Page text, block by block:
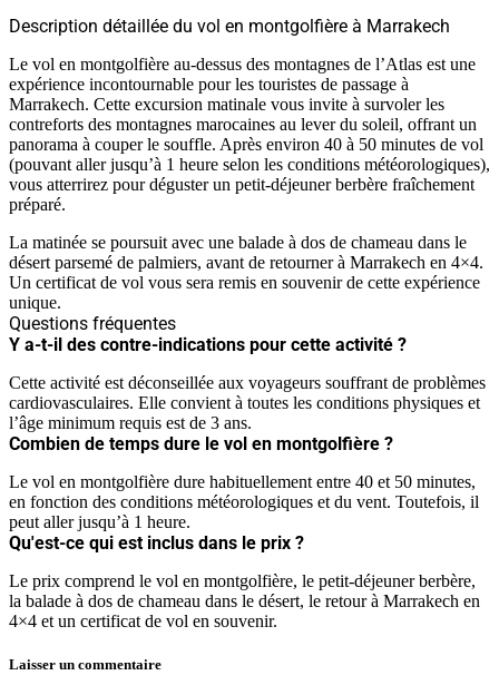
Description détaillée du vol en montgolfière à Marrakech
Le vol en montgolfière au-dessus des montagnes de l’Atlas est une
expérience incontournable pour les touristes de passage à
Marrakech. Cette excursion matinale vous invite à survoler les
contreforts des montagnes marocaines au lever du soleil, offrant un
panorama à couper le souffle. Après environ 40 à 50 minutes de vol
(pouvant aller jusqu’à 1 heure selon les conditions météorologiques),
vous atterrirez pour déguster un petit-déjeuner berbère fraîchement
préparé.
La matinée se poursuit avec une balade à dos de chameau dans le
désert parsemé de palmiers, avant de retourner à Marrakech en 4×4.
Un certificat de vol vous sera remis en souvenir de cette expérience
unique.
Questions fréquentes
Y a-t-il des contre-indications pour cette activité ?
Cette activité est déconseillée aux voyageurs souffrant de problèmes
cardiovasculaires. Elle convient à toutes les conditions physiques et
l’âge minimum requis est de 3 ans.
Combien de temps dure le vol en montgolfière ?
Le vol en montgolfière dure habituellement entre 40 et 50 minutes,
en fonction des conditions météorologiques et du vent. Toutefois, il
peut aller jusqu’à 1 heure.
Qu'est-ce qui est inclus dans le prix ?
Le prix comprend le vol en montgolfière, le petit-déjeuner berbère,
la balade à dos de chameau dans le désert, le retour à Marrakech en
4×4 et un certificat de vol en souvenir.
Laisser un commentaire